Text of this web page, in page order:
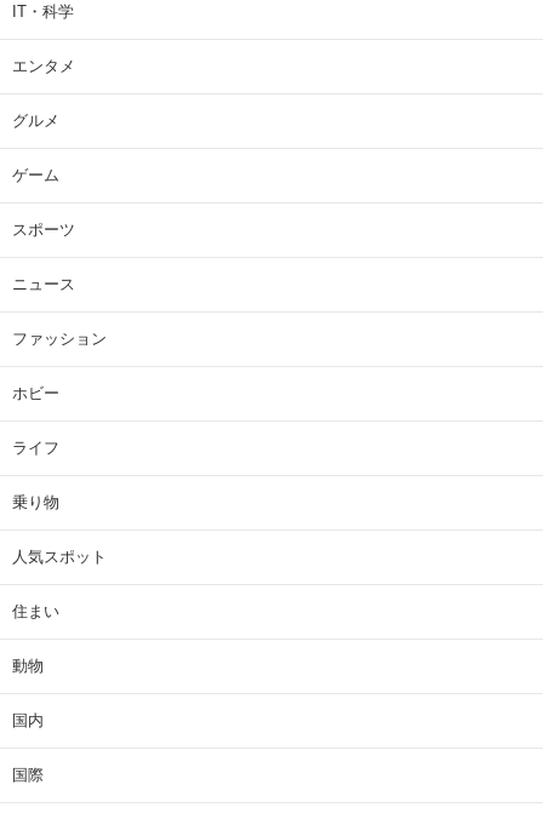
IT・科学
エンタメ
グルメ
ゲーム
スポーツ
ニュース
ファッション
ホビー
ライフ
乗り物
人気スポット
住まい
動物
国内
国際